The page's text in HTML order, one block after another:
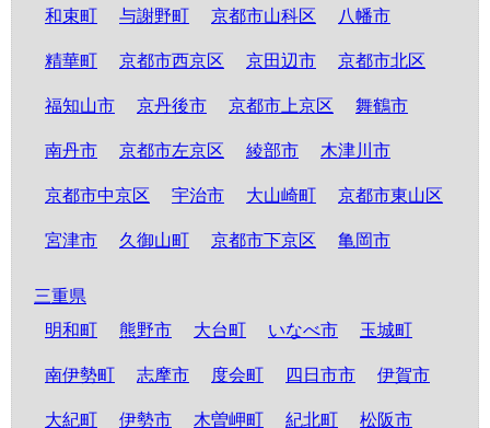
和束町 与謝野町 京都市山科区 八幡市
精華町 京都市西京区 京田辺市 京都市北区
福知山市 京丹後市 京都市上京区 舞鶴市
南丹市 京都市左京区 綾部市 木津川市
京都市中京区 宇治市 大山崎町 京都市東山区
宮津市 久御山町 京都市下京区 亀岡市
三重県
明和町
熊野市 大台町 いなべ市 玉城町
南伊勢町 志摩市 度会町 四日市市 伊賀市
大紀町 伊勢市 木曽岬町 紀北町 松阪市